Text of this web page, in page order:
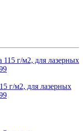
г/м2, для лазерных